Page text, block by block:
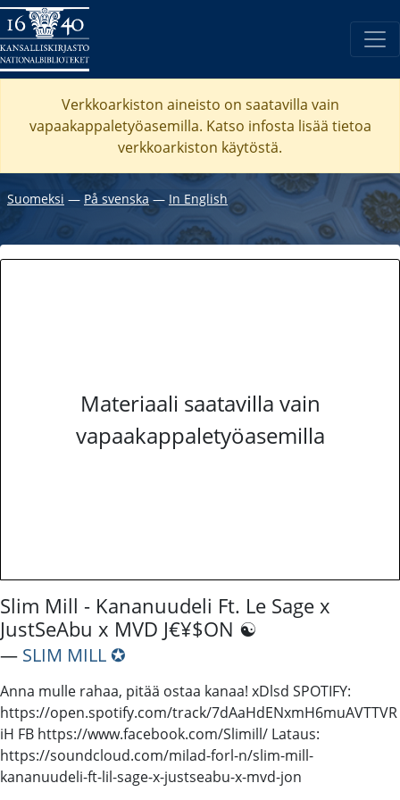
Verkkoarkiston aineisto on saatavilla vain
vapaakappaletyöasemilla. Katso infosta lisää tietoa
verkkoarkiston käytöstä.
Suomeksi ― På svenska ― In English
Materiaali saatavilla vain
vapaakappaletyöasemilla
Slim Mill - Kananuudeli Ft. Le Sage x
JustSeAbu x MVD J€¥$ON ☯
― SLIM MILL ✪
Anna mulle rahaa, pitää ostaa kanaa! xDlsd SPOTIFY:
https://open.spotify.com/track/7dAaHdENxmH6muAVTTVR
iH FB https://www.facebook.com/Slimill/ Lataus:
https://soundcloud.com/milad-forl-n/slim-mill-
kananuudeli-ft-lil-sage-x-justseabu-x-mvd-jon